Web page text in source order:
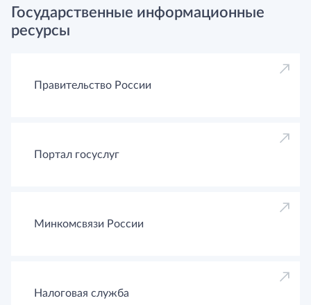
Государственные информационные
ресурсы
Правительство России
Портал госуслуг
Минкомсвязи России
Налоговая служба